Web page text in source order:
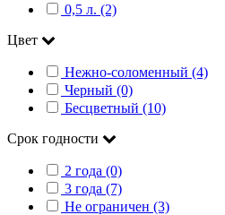
0,5 л. (2)
Цвет
Нежно-соломенный (4)
Черный (0)
Бесцветный (10)
Срок годности
2 года (0)
3 года (7)
Не ограничен (3)